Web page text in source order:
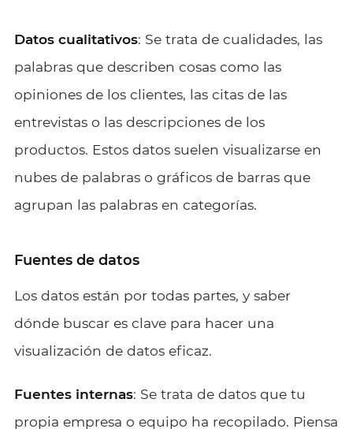
Datos cualitativos: Se trata de cualidades, las
palabras que describen cosas como las
opiniones de los clientes, las citas de las
entrevistas o las descripciones de los
productos. Estos datos suelen visualizarse en
nubes de palabras o gráficos de barras que
agrupan las palabras en categorías.
Fuentes de datos
Los datos están por todas partes, y saber
dónde buscar es clave para hacer una
visualización de datos eficaz.
Fuentes internas: Se trata de datos que tu
propia empresa o equipo ha recopilado. Piensa